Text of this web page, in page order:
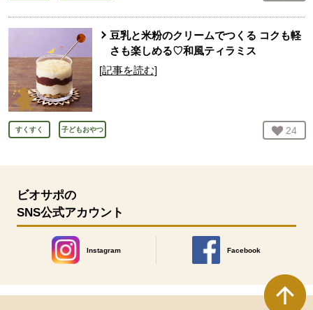
豆乳と米粉のクリームでつくる コクも軽
さも楽しめる♡和風ティラミス
[記事を読む]
すくすく 子どもおやつ お気
24
ビオサポの
SNS公式アカウント
Instagram
別のウィンドウで開きます。
Facebook
別のウィンドウで開きます